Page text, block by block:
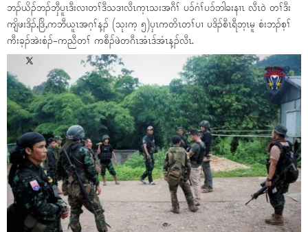
ဘၣ်ယိၣ်ဘၣ်ဘှီပူၤဒီးလၢတၢ်ဒီသဒၢလီၤက့ၤသးအဂီၢ် ပၥ်ဂံၢ်ပၥ်ဘါခးနၢၤ လီၤဝဲ တၢ်ဒီး
ကျိဖးဒိၣ်,ဒြိ,ကဘီယူၤအဂ့ၢ်န့ၣ် (သုးက့ ၅)ပှၤကတိၤတၢ်ပၢ ပဒိၣ်စီၤရီဘ့ၤမူ စံးဘၣ်စ့ၢ်
ကီးခ့ၣ်အဲးစံၣ်-ကညီတၢ် ကစီၣ်ဖဲတဂီၤအံၤဒ်အံၤန့ၣ်လီၤ.